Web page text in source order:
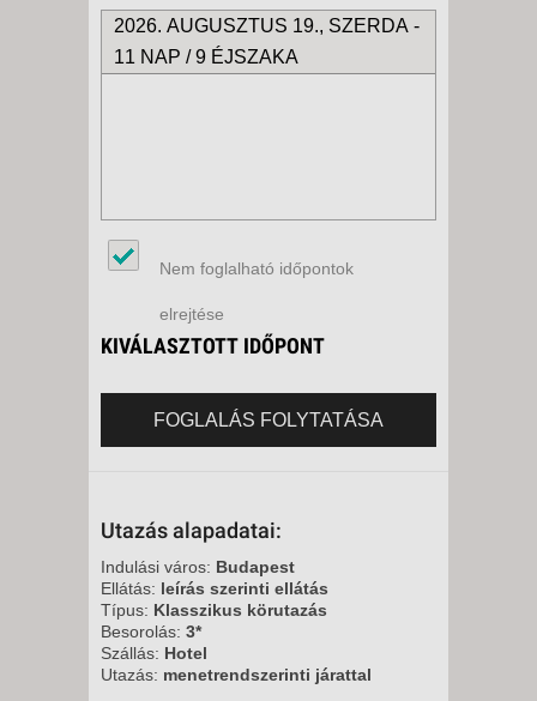
2026. AUGUSZTUS 19., SZERDA -
11 NAP / 9 ÉJSZAKA
Nem foglalható időpontok
elrejtése
KIVÁLASZTOTT IDŐPONT
FOGLALÁS FOLYTATÁSA
Utazás alapadatai:
Indulási város: Budapest
Ellátás: leírás szerinti ellátás
Típus: Klasszikus körutazás
Besorolás: 3*
Szállás: Hotel
Utazás: menetrendszerinti járattal